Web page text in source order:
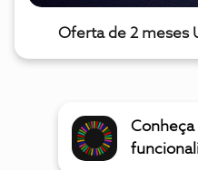
Oferta de 2 meses
Conheça